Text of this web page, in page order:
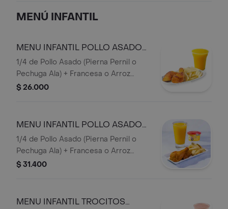
MENÚ INFANTIL
MENU INFANTIL POLLO ASADO
SOLO
1/4 de Pollo Asado (Pierna Pernil o
Pechuga Ala) + Francesa o Arroz
Blanco + Jugo 16 onzas (Mora o
$ 26.000
MENU INFANTIL POLLO ASADO
CON HELADO
1/4 de Pollo Asado (Pierna Pernil o
Pechuga Ala) + Francesa o Arroz
Blanco + Jugo 16 onzas (Mora o
$ 31.400
MENU INFANTIL TROCITOS